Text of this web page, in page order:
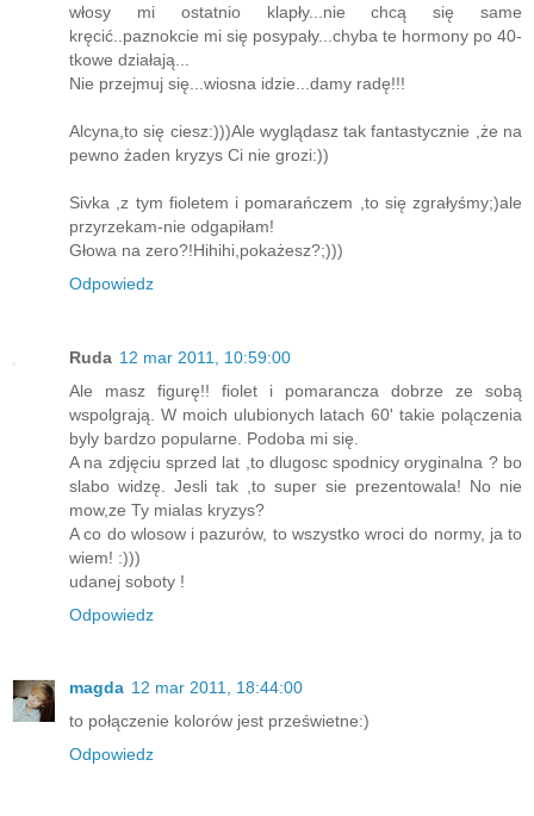
włosy mi ostatnio klapły...nie chcą się same
kręcić..paznokcie mi się posypały...chyba te hormony po 40-
tkowe działają...
Nie przejmuj się...wiosna idzie...damy radę!!!
Alcyna,to się ciesz:)))Ale wyglądasz tak fantastycznie ,że na
pewno żaden kryzys Ci nie grozi:))
Sivka ,z tym fioletem i pomarańczem ,to się zgrałyśmy;)ale
przyrzekam-nie odgapiłam!
Głowa na zero?!Hihihi,pokażesz?;)))
Odpowiedz
Ruda 12 mar 2011, 10:59:00
Ale masz figurę!! fiolet i pomarancza dobrze ze sobą
wspolgrają. W moich ulubionych latach 60' takie polączenia
byly bardzo popularne. Podoba mi się.
A na zdjęciu sprzed lat ,to dlugosc spodnicy oryginalna ? bo
slabo widzę. Jesli tak ,to super sie prezentowala! No nie
mow,ze Ty mialas kryzys?
A co do wlosow i pazurów, to wszystko wroci do normy, ja to
wiem! :)))
udanej soboty !
Odpowiedz
magda 12 mar 2011, 18:44:00
to połączenie kolorów jest prześwietne:)
Odpowiedz